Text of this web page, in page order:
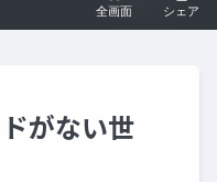
がない世